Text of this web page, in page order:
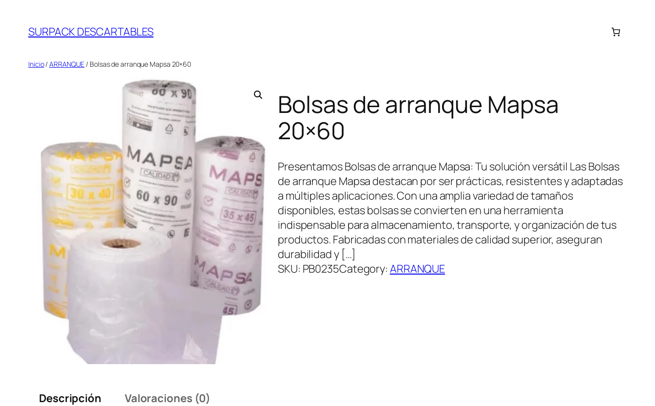
contenido
SURPACK DESCARTABLES
Inicio/ARRANQUE / Bolsas de arranque Mapsa 20×60
Bolsas de arranque Mapsa
20×60
Presentamos Bolsas de arranque Mapsa: Tu solución versátil Las Bolsas
de arranque Mapsa destacan por ser prácticas, resistentes y adaptadas
a múltiples aplicaciones. Con una amplia variedad de tamaños
disponibles, estas bolsas se convierten en una herramienta
indispensable para almacenamiento, transporte, y organización de tus
productos. Fabricadas con materiales de calidad superior, aseguran
durabilidad y […]
SKU: PB0235Category: ARRANQUE
Descripción Valoraciones (0)